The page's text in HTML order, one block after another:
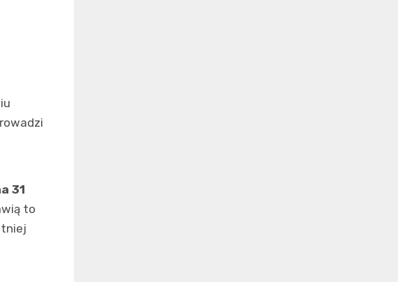
31
to